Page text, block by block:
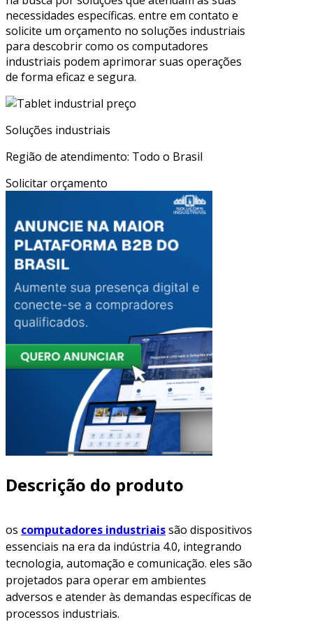
necessidades específicas. entre em contato e
solicite um orçamento no soluções industriais
para descobrir como os computadores
industriais podem aprimorar suas operações
de forma eficaz e segura.
Soluções industriais
Região de atendimento: Todo o Brasil
Solicitar orçamento
Descrição do produto
os computadores industriaissão dispositivos
essenciais na era da indústria 4.0, integrando
tecnologia, automação e comunicação. eles são
projetados para operar em ambientes
adversos e atender às demandas específicas de
processos industriais.